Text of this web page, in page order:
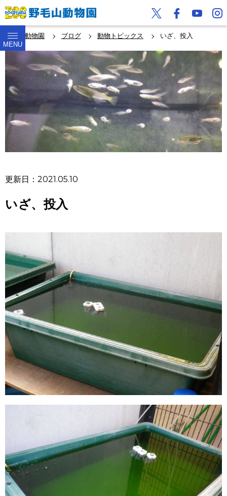
MENU
野毛山動物園 ブログ 動物トピックス いざ、投入
更新日：2021.05.10
いざ、投入